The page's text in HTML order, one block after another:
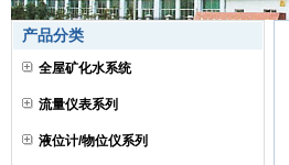
产品分类
全屋矿化水系统
流量仪表系列
液位计/物位仪系列